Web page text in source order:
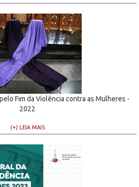
Fim da Violência contra as Mulheres -
2022
(+) LEIA MAIS